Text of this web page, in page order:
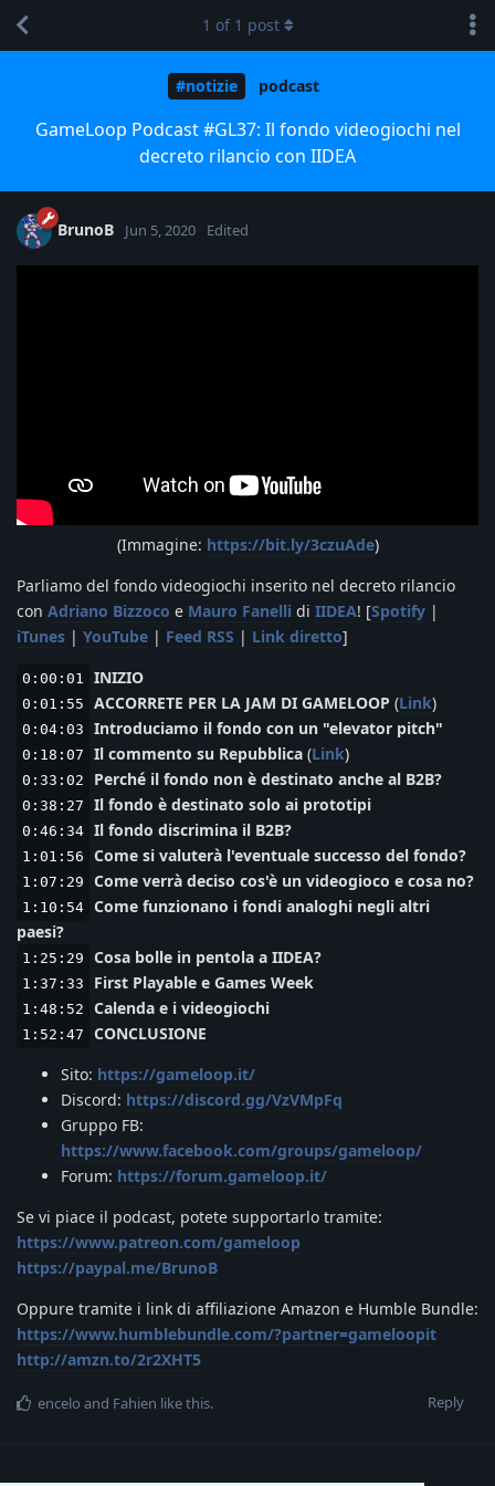
#notizie podcast
GameLoop Podcast #GL37: Il fondo videogiochi nel
decreto rilancio con IIDEA
1 of 1 post
BrunoB Jun 5, 2020 Edited
(Immagine: https://bit.ly/3czuAde)
Parliamo del fondo videogiochi inserito nel decreto rilancio
con Adriano Bizzoco e Mauro Fanelli di IIDEA! [Spotify |
iTunes | YouTube | Feed RSS | Link diretto]
0:00:01 INIZIO
0:01:55 ACCORRETE PER LA JAM DI GAMELOOP (Link)
0:04:03 Introduciamo il fondo con un "elevator pitch"
0:18:07 Il commento su Repubblica (Link)
0:33:02 Perché il fondo non è destinato anche al B2B?
0:38:27 Il fondo è destinato solo ai prototipi
0:46:34 Il fondo discrimina il B2B?
1:01:56 Come si valuterà l'eventuale successo del fondo?
1:07:29 Come verrà deciso cos'è un videogioco e cosa no?
1:10:54 Come funzionano i fondi analoghi negli altri
paesi?
1:25:29 Cosa bolle in pentola a IIDEA?
1:37:33 First Playable e Games Week
1:48:52 Calenda e i videogiochi
1:52:47
CONCLUSIONE
Sito: https://gameloop.it/
Discord: https://discord.gg/VzVMpFq
Gruppo FB:
https://www.facebook.com/groups/gameloop/
Forum: https://forum.gameloop.it/
Se vi piace il podcast, potete supportarlo tramite:
https://www.patreon.com/gameloop
https://paypal.me/BrunoB
Oppure tramite i link di affiliazione Amazon e Humble Bundle:
https://www.humblebundle.com/?partner=gameloopit
http://amzn.to/2r2XHT5
Reply
encelo and Fahien like this.